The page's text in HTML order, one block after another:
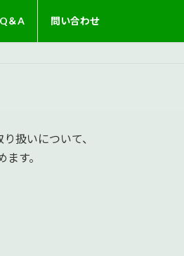
Q＆A 問い合わせ
扱いについて、
す。